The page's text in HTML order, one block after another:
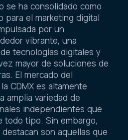
se ha consolidado como
para el marketing digital
por un
vibrante, una
tecnologías digitales y
mayor de soluciones de
El mercado del
CDMX es altamente
amplia variedad de
independientes que
todo tipo. Sin embargo,
son aquellas que